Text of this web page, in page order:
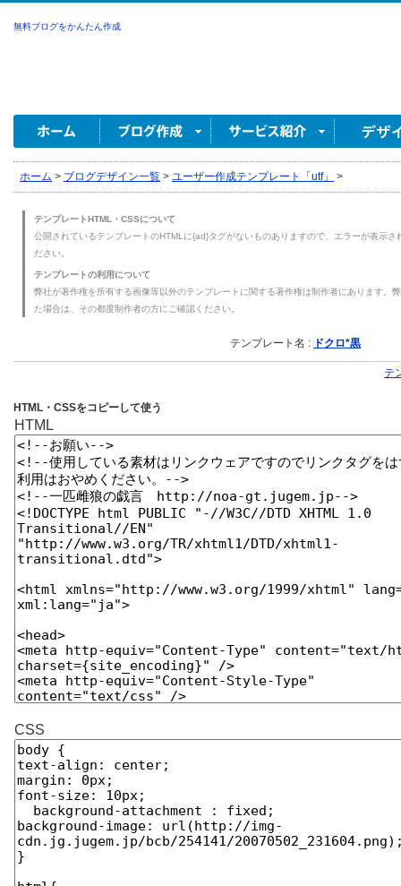
無料ブログをかんたん作成
ホーム > ブログデザイン一覧 > ユーザー作成テンプレート「utf」 >
テンプレートHTML・CSSについて
公開されているテンプレートのHTMLに{ad}タグがないものありますので、エラーが表示
ださい。
テンプレートの利用について
弊社が著作権を所有する画像等以外のテンプレートに関する著作権は制作者にあります。
た場合は、その都度制作者の方にご確認ください。
テンプレート名 : ドクロ*黒
テ
HTML・CSSをコピーして使う
HTML
CSS